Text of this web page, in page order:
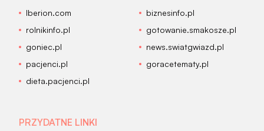
Iberion.com
biznesinfo.pl
rolnikinfo.pl
gotowanie.smakosze.pl
goniec.pl
news.swiatgwiazd.pl
pacjenci.pl
goracetematy.pl
dieta.pacjenci.pl
PRZYDATNE LINKI